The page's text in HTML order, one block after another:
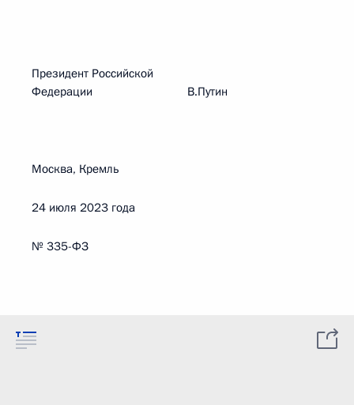
Президент Российской
Федерации В.Путин
Москва, Кремль
24 июля 2023 года
№ 335-ФЗ